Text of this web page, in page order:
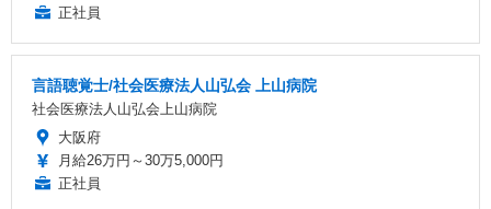
正社員
言語聴覚士/社会医療法人山弘会 上山病院
社会医療法人山弘会上山病院
大阪府
月給26万円～30万5,000円
正社員